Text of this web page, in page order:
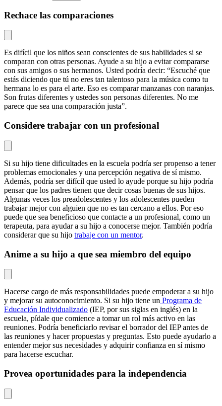
Rechace las comparaciones
Es difícil que los niños sean conscientes de sus habilidades si se
comparan con otras personas. Ayude a su hijo a evitar compararse
con sus amigos o sus hermanos. Usted podría decir: “Escuché que
estás diciendo que tú no eres tan talentoso para la música como tu
hermana lo es para el arte. Eso es comparar manzanas con naranjas.
Son frutas diferentes y ustedes son personas diferentes. No me
parece que sea una comparación justa”.
Considere trabajar con un profesional
Si su hijo tiene dificultades en la escuela podría ser propenso a tener
problemas emocionales y una percepción negativa de sí mismo.
Además, podría ser difícil que usted lo ayude porque su hijo podría
pensar que los padres tienen que decir cosas buenas de sus hijos.
Algunas veces los preadolescentes y los adolescentes pueden
trabajar mejor con alguien que no es tan cercano a ellos. Por eso
puede que sea beneficioso que contacte a un profesional, como un
terapeuta, para ayudar a su hijo a conocerse mejor. También podría
considerar que su hijo trabaje con un mentor.
Anime a su hijo a que sea miembro del equipo
Hacerse cargo de más responsabilidades puede empoderar a su hijo
y mejorar su autoconocimiento. Si su hijo tiene un Programa de
Educación Individualizado (IEP, por sus siglas en inglés) en la
escuela, pídale que comience a tomar un rol más activo en las
reuniones. Podría beneficiarlo revisar el borrador del IEP antes de
las reuniones y hacer propuestas y preguntas. Esto puede ayudarlo a
entender mejor sus necesidades y adquirir confianza en sí mismo
para hacerse escuchar.
Provea oportunidades para la independencia